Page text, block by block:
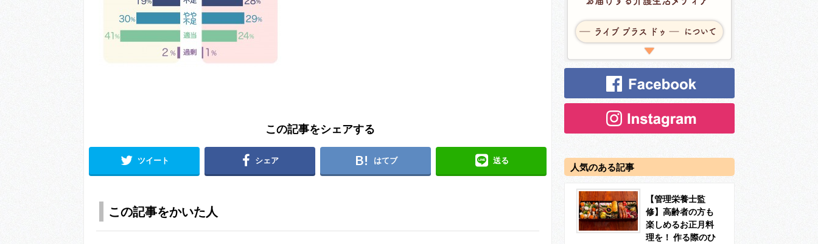
この記事をシェアする
ツイート シェア はてブ 送る
この記事をかいた人
人気のある記事
【管理栄養士監
修】高齢者の方も
楽しめるお正月料
理を！ 作る際のひ